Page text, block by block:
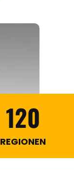
120
REGIONEN